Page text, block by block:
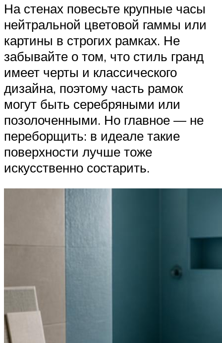
На стенах повесьте крупные часы
нейтральной цветовой гаммы или
картины в строгих рамках. Не
забывайте о том, что стиль гранд
имеет черты и классического
дизайна, поэтому часть рамок
могут быть серебряными или
позолоченными. Но главное — не
переборщить: в идеале такие
поверхности лучше тоже
искусственно состарить.